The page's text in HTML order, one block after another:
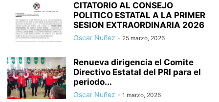
CITATORIO AL CONSEJO
POLITICO ESTATAL A LA PRIMER
SESION EXTRAORDINARIA 2026
Oscar Nuñez - 25 marzo, 2026
Renueva dirigencia el Comite
Directivo Estatal del PRI para el
periodo...
Oscar Nuñez - 1 marzo, 2026